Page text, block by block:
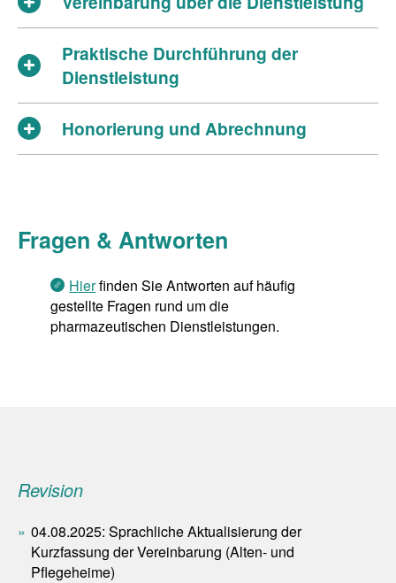
Praktische Durchführung der
Dienstleistung
Honorierung und Abrechnung
Fragen & Antworten
Hierfinden Sie Antworten auf häufig
gestellte Fragen rund um die
pharmazeutischen Dienstleistungen.
Revision
04.08.2025: Sprachliche Aktualisierung der
Kurzfassung der Vereinbarung (Alten- und
Pflegeheime)